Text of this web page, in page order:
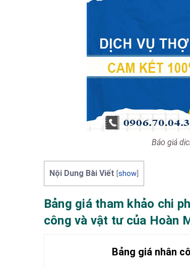
Báo giá
Nội Dung Bài Viết show
Bảng giá tham khảo chi
công và vật tư của Hoàn
Bảng giá nhân